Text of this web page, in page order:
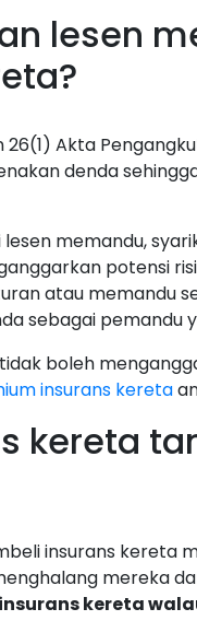
lesen
Akta
denda
memandu,
potensi
atau memandu
sebagai pemandu
boleh
insurans kereta
kereta
insurans kereta
mereka
kereta